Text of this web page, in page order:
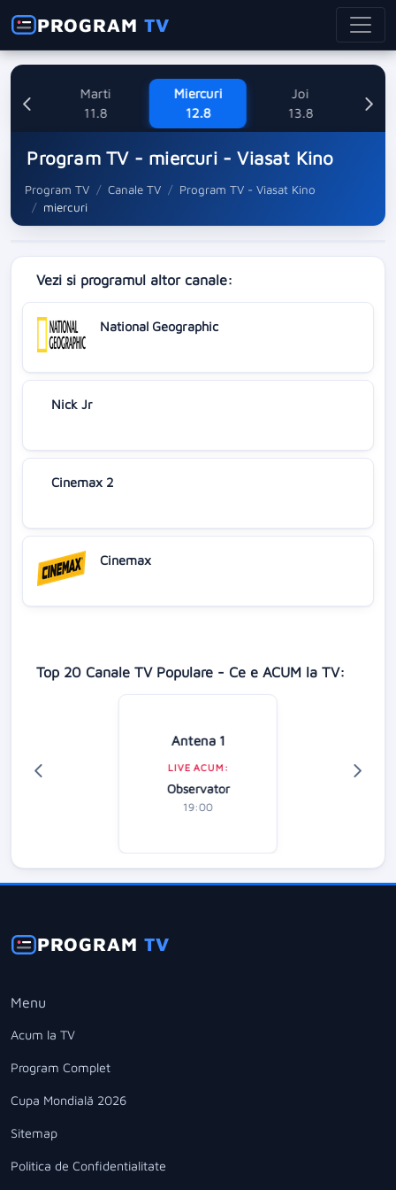
PROGRAMTV
Marti
11.8
Miercuri
12.8
Joi
13.8
Program TV - miercuri - Viasat Kino
Program TV Canale TV
Program TV - Viasat Kino
miercuri
Vezi si programul altor canale:
National Geographic
Nick Jr
Cinemax 2
Cinemax
Top 20 Canale TV Populare - Ce e ACUM la TV:
Antena 1
LIVE ACUM:
Observator
19:00
PROGRAMTV
Menu
Acum la TV
Program Complet
Cupa Mondială 2026
Sitemap
Politica de Confidentialitate